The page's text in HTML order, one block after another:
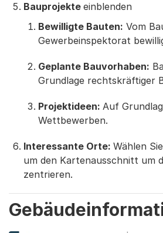
Bauprojekte einblenden
Bewilligte Bauten: Vom
Gewerbeinspektorat
Geplante Bauvorhaben:
Grundlage rechtskräftiger
Projektideen: Auf
Wettbewerben.
Interessante Orte: Wählen
um den Kartenausschnitt um
zentrieren.